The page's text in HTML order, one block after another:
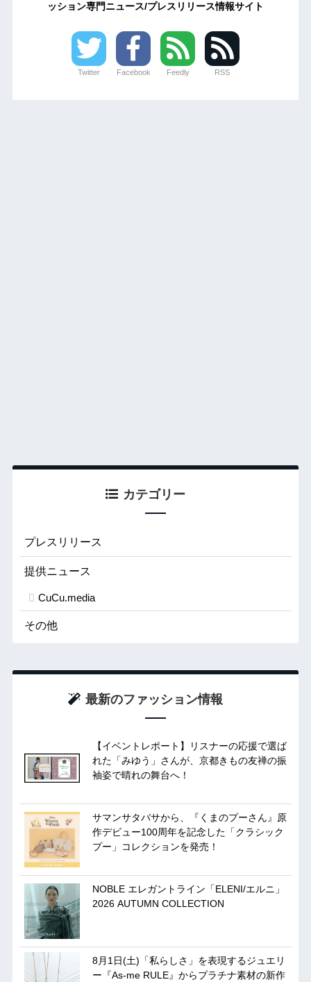
ッション専門ニュース/プレスリリース情報サイト
Twitter Facebook Feedly RSS
カテゴリー
プレスリリース
提供ニュース
CuCu.media
その他
最新のファッション情報
【イベントレポート】リスナーの応援で選ば
れた「みゆう」さんが、京都きもの友禅の振
袖姿で晴れの舞台へ！
サマンサタバサから、『くまのプーさん』原
作デビュー100周年を記念した「クラシック
プー」コレクションを発売！
NOBLE エレガントライン「ELENI/エルニ」
2026 AUTUMN COLLECTION
8月1日(土)「私らしさ」を表現するジュエリ
ー『As-me RULE』からプラチナ素材の新作